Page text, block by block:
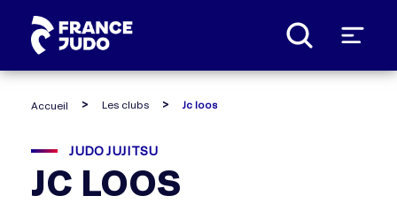
Accueil Les clubs Jc loos
JUDO JUJITSU
JC LOOS